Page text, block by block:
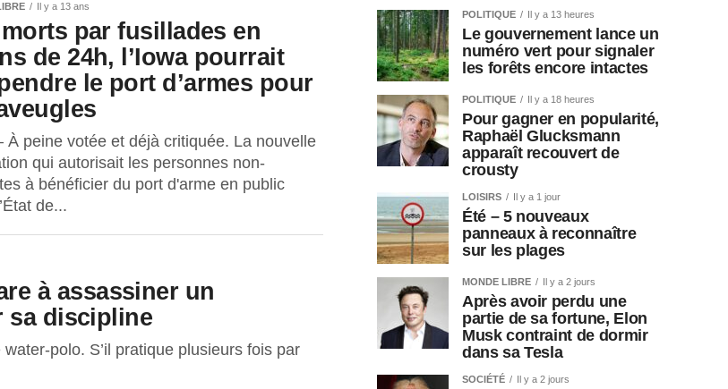
Il y a 13 ans
morts par fusillades en
de 24h, l’Iowa pourrait
le port d’armes pour
À peine votée et déjà critiquée. La nouvelle
qui autorisait les personnes non-
à bénéficier du port d'arme en public
de...
à assassiner un
sa discipline
polo. S’il pratique plusieurs fois par
POLITIQUE Il y a 13 heures
Le gouvernement lance un
numéro vert pour signaler
les forêts encore intactes
POLITIQUE Il y a 18 heures
Pour gagner en popularité,
Raphaël Glucksmann
apparaît recouvert de
crousty
LOISIRS Il y a 1 jour
Été – 5 nouveaux
panneaux à reconnaître
sur les plages
MONDE LIBRE Il y a 2 jours
Après avoir perdu une
partie de sa fortune, Elon
Musk contraint de dormir
dans sa Tesla
SOCIÉTÉ Il y a 2 jours